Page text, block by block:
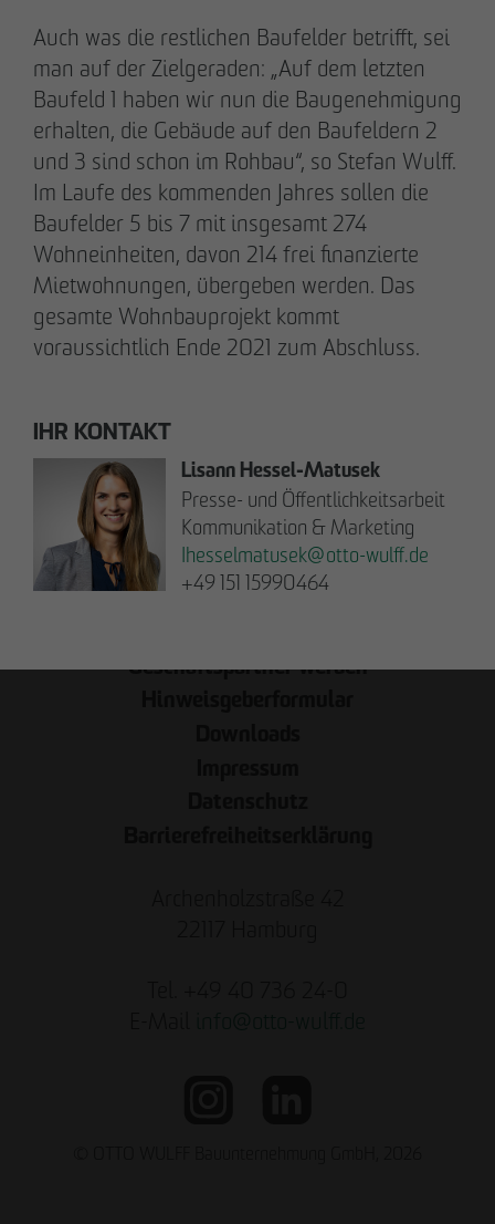
Auch was die restlichen Baufelder betrifft, sei
man auf der Zielgeraden: „Auf dem letzten
Baufeld 1 haben wir nun die Baugenehmigung
erhalten, die Gebäude auf den Baufeldern 2
und 3 sind schon im Rohbau“, so Stefan Wulff.
Im Laufe des kommenden Jahres sollen die
Baufelder 5 bis 7 mit insgesamt 274
Wohneinheiten, davon 214 frei finanzierte
Mietwohnungen, übergeben werden. Das
gesamte Wohnbauprojekt kommt
voraussichtlich Ende 2021 zum Abschluss.
IHR KONTAKT
Lisann Hessel-Matusek
Presse- und Öffentlichkeitsarbeit
Kommunikation & Marketing
Ihesselmatusek@otto-wulff.de
+49 151 15990464
Kommunikationsreferent
Kommunikation & Marketing
mwedgbury@ otto-wulff.de
+49 172 7311403
Nicol Weinzweig
Kommunikationsreferentin Intern
Kommunikation & Marketing
nweinzweig@ otto-wulff.de
+49 173 1590689
Ihesselmatusek@otto-wulff.de
+49 151 15990464
Geschäftspartner werden